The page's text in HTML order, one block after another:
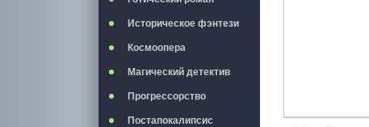
Историческое фэнтези
Космоопера
Магический детектив
Прогрессорство
Постапокалипсис